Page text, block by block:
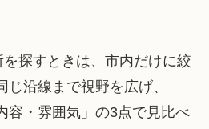
探すときは、市内だけに絞
じ沿線まで視野を広げ、
容・雰囲気」の3点で見比べ